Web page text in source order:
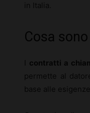
in Italia.
Cosa
contratti a
permette al
base alle